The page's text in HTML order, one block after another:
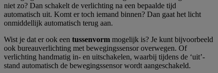
niet zo? Dan schakelt de verlichting na een bepaalde tijd
automatisch uit. Komt er toch iemand binnen? Dan gaat het licht
onmiddellijk automatisch terug aan.
Wist je dat er ook een tussenvorm mogelijk is? Je kunt bijvoorbeeld
ook bureauverlichting met bewegingssensor overwegen. Of
verlichting handmatig in- en uitschakelen, waarbij tijdens de ‘uit’-
stand automatisch de bewegingssensor wordt aangeschakeld.